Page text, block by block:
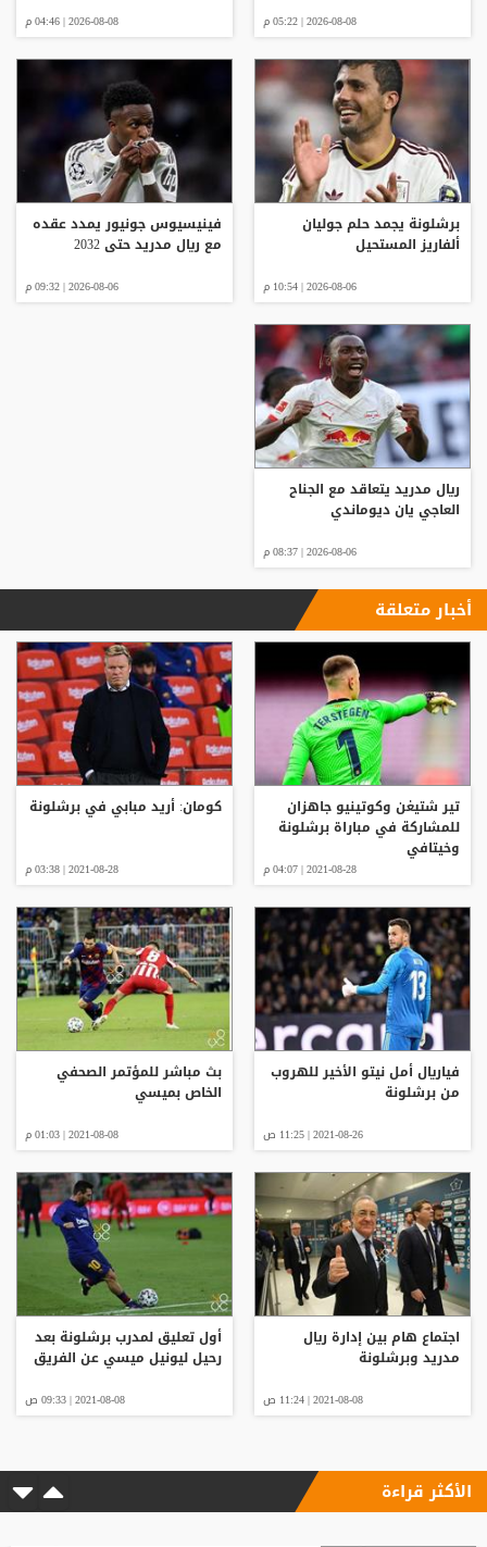
2026-08-08 | 05:22 م 2026-08-08 | 04:46 م
برشلونة يجمد حلم جوليان
ألفاريز المستحيل
2026-08-06 | 10:54 م
فينيسيوس جونيور يمدد عقده
مع ريال مدريد حتى 2032
2026-08-06 | 09:32 م
ريال مدريد يتعاقد مع الجناح
العاجي يان ديوماندي
2026-08-06 | 08:37 م
أخبار متعلقة
تير شتيغن وكوتينيو جاهزان
للمشاركة في مباراة برشلونة
وخيتافي
2021-08-28 | 04:07 م
كومان: أريد مبابي في برشلونة
2021-08-28 | 03:38 م
فياريال أمل نيتو الأخير للهروب
من برشلونة
2021-08-26 | 11:25 ص
بث مباشر للمؤتمر الصحفي
الخاص بميسي
2021-08-08 | 01:03 م
اجتماع هام بين إدارة ريال
مدريد وبرشلونة
2021-08-08 | 11:24 ص
أول تعليق لمدرب برشلونة بعد
رحيل ليونيل ميسي عن الفريق
2021-08-08 | 09:33 ص
الأكثر قراءة